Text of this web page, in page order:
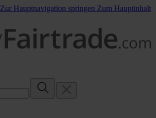
Zur Hauptnavigation springen Zum Hauptinhalt